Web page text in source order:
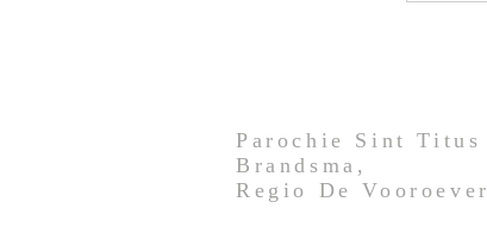
Parochie Sint Titus
Brandsma,
Regio De Vooroever